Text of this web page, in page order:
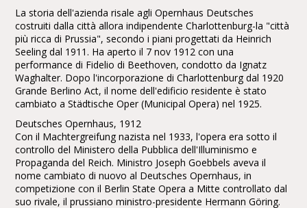
La storia dell'azienda risale agli Opernhaus Deutsches
costruiti dalla città allora indipendente Charlottenburg-la "città
più ricca di Prussia", secondo i piani progettati da Heinrich
Seeling dal 1911. Ha aperto il 7 nov 1912 con una
performance di Fidelio di Beethoven, condotto da Ignatz
Waghalter. Dopo l'incorporazione di Charlottenburg dal 1920
Grande Berlino Act, il nome dell'edificio residente è stato
cambiato a Städtische Oper (Municipal Opera) nel 1925.
Deutsches Opernhaus, 1912
Con il Machtergreifung nazista nel 1933, l'opera era sotto il
controllo del Ministero della Pubblica dell'Illuminismo e
Propaganda del Reich. Ministro Joseph Goebbels aveva il
nome cambiato di nuovo al Deutsches Opernhaus, in
competizione con il Berlin State Opera a Mitte controllato dal
suo rivale, il prussiano ministro-presidente Hermann Göring.